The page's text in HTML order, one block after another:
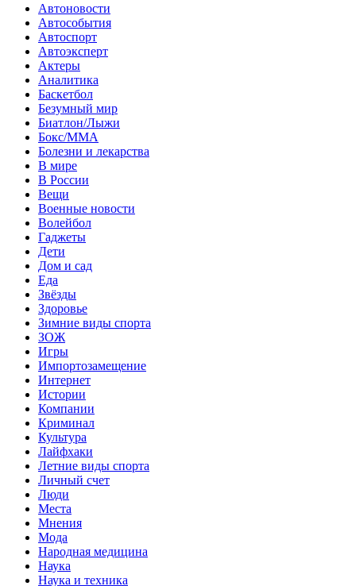
Автоновости
Автособытия
Автоспорт
Автоэксперт
Актеры
Аналитика
Баскетбол
Безумный мир
Биатлон/Лыжи
Бокс/MMA
Болезни и лекарства
В мире
В России
Вещи
Военные новости
Волейбол
Гаджеты
Дети
Дом и сад
Еда
Звёзды
Здоровье
Зимние виды спорта
ЗОЖ
Игры
Импортозамещение
Интернет
Истории
Компании
Криминал
Культура
Лайфхаки
Летние виды спорта
Личный счет
Люди
Места
Мнения
Мода
Народная медицина
Наука
Наука и техника